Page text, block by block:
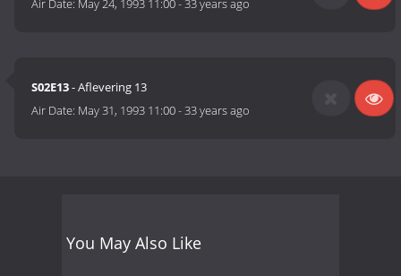
Air Date: May 24, 1993 11:00-33 years ago
S02E13- Aflevering 13
Air Date: May 31, 1993 11:00-33 years ago
You May Also Like